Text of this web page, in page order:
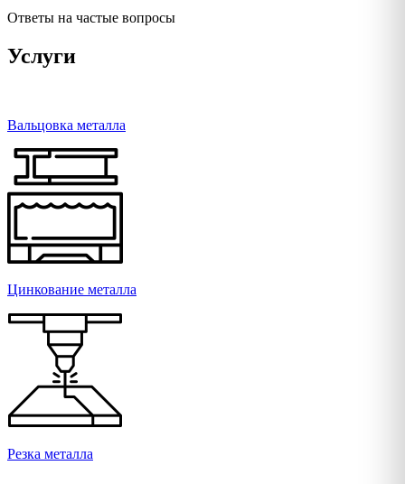
Ответы на частые вопросы
Услуги
Вальцовка металла
Цинкование металла
Резка металла